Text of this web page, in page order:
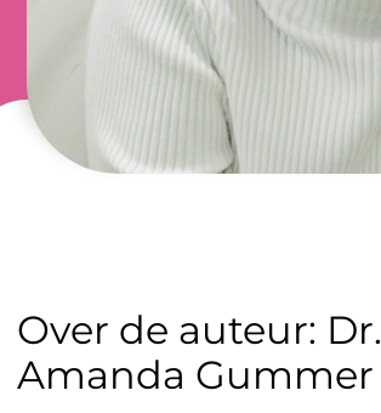
Over de auteur: Dr.
Amanda Gummer